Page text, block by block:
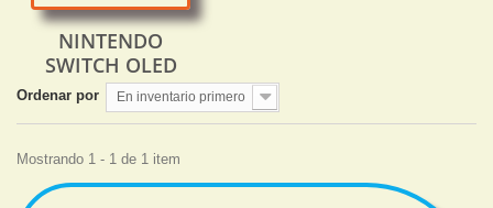
NINTENDO
SWITCH OLED
Ordenar por En inventario primero
Mostrando 1 - 1 de 1 item